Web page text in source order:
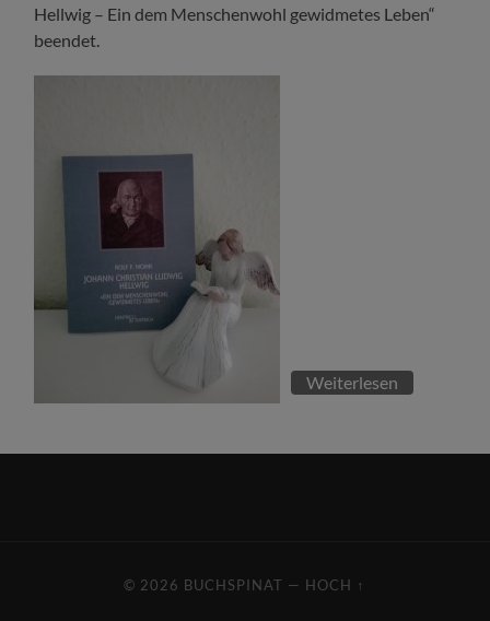
Hellwig – Ein dem Menschenwohl gewidmetes Leben“
beendet.
Weiterlesen
© 2026 BUCHSPINAT — HOCH ↑